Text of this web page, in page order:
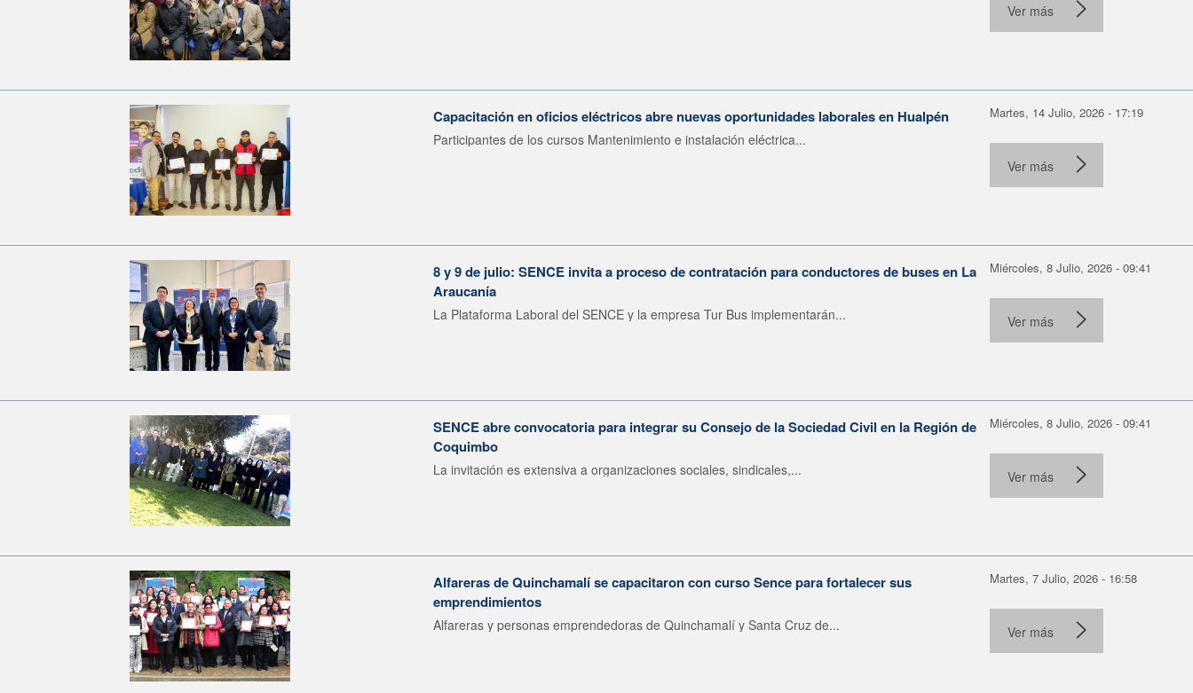
Ver más
Capacitación en oficios eléctricos abre nuevas oportunidades laborales en Hualpén
Participantes de los cursos Mantenimiento e instalación eléctrica...
Martes, 14 Julio, 2026 - 17:19
Ver más
8 y 9 de julio: SENCE invita a proceso de contratación para conductores de buses en La
Araucanía
La Plataforma Laboral del SENCE y la empresa Tur Bus implementarán...
Miércoles, 8 Julio, 2026 - 09:41
Ver más
SENCE abre convocatoria para integrar su Consejo de la Sociedad Civil en la Región de
Coquimbo
La invitación es extensiva a organizaciones sociales, sindicales,...
Miércoles, 8 Julio, 2026 - 09:41
Ver más
Alfareras de Quinchamalí se capacitaron con curso Sence para fortalecer sus
emprendimientos
Alfareras y personas emprendedoras de Quinchamalí y Santa Cruz de...
Martes, 7 Julio, 2026 - 16:58
Ver más